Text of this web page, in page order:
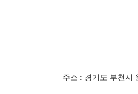
주소 : 경기도 부천